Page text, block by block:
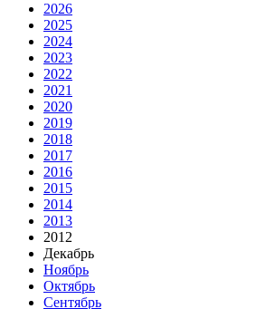
2026
2025
2024
2023
2022
2021
2020
2019
2018
2017
2016
2015
2014
2013
2012
Декабрь
Ноябрь
Октябрь
Сентябрь